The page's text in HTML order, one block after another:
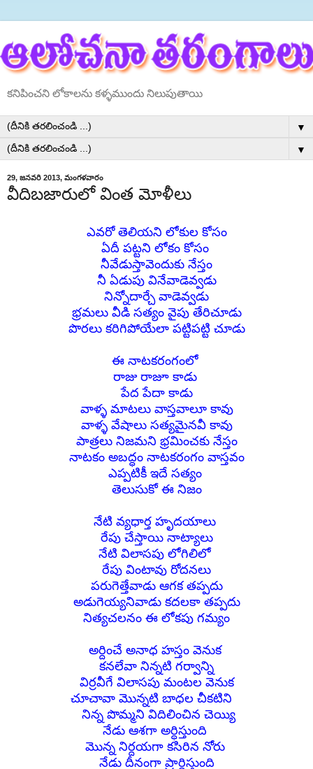
కనిపించని లోకాలను కళ్ళముందు నిలుపుతాయి
▼
▼
29, జనవరి 2013, మంగళవారం
వీదిబజారులో వింత మోళీలు
ఎవరో తెలియని లోకుల కోసం
ఏదీ పట్టని లోకం కోసం
నీవేడుస్తావెందుకు నేస్తం
నీ ఏడుపు వినేవాడెవ్వడు
నిన్నోదార్చే వాడెవ్వడు
భ్రమలు వీడి సత్యం వైపు తేరిచూడు
పొరలు కరిగిపోయేలా పట్టిపట్టి చూడు
ఈ నాటకరంగంలో
రాజు రాజూ కాడు
పేద పేదా కాడు
వాళ్ళ మాటలు వాస్తవాలూ కావు
వాళ్ళ వేషాలు సత్యమైనవీ కావు
పాత్రలు నిజమని భ్రమించకు నేస్తం
నాటకం అబద్ధం నాటకరంగం వాస్తవం
ఎప్పటికీ ఇదే సత్యం
తెలుసుకో ఈ నిజం
నేటి వ్యధార్త హృదయాలు
రేపు చేస్తాయి నాట్యాలు
నేటి విలాసపు లోగిలిలో
రేపు వింటావు రోదనలు
పరుగెత్తేవాడు ఆగక తప్పదు
అడుగెయ్యనివాడు కదలకా తప్పదు
నిత్యచలనం ఈ లోకపు గమ్యం
అర్దించే అనాధ హస్తం వెనుక
కనలేవా నిన్నటి గర్వాన్ని
విర్రవీగే విలాసపు మంటల వెనుక
చూచావా మొన్నటి బాధల చీకటిని
నిన్న పొమ్మని విదిలించిన చెయ్యి
నేడు ఆశగా అర్ధిస్తుంది
మొన్న నిర్దయగా కసిరిన నోరు
నేడు దీనంగా ప్రార్ధిస్తుంది